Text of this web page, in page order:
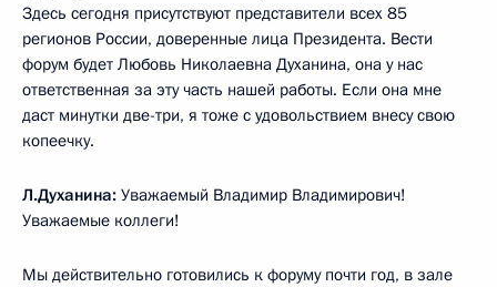
Здесь сегодня присутствуют представители всех 85
регионов России, доверенные лица Президента. Вести
форум будет Любовь Николаевна Духанина, она у нас
ответственная за эту часть нашей работы. Если она мне
даст минутки две-три, я тоже с удовольствием внесу свою
копеечку.
Л.Духанина: Уважаемый Владимир Владимирович!
Уважаемые коллеги!
Мы действительно готовились к форуму почти год, в зале